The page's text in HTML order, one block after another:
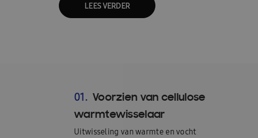
LEES VERDER
01. Voorzien van cellulose
warmtewisselaar
Uitwisseling van warmte en vocht